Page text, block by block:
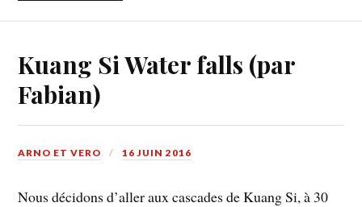
Kuang Si Water falls (par
Fabian)
ARNO ET VERO 16 JUIN 2016
Nous décidons d’aller aux cascades de Kuang Si, à 30